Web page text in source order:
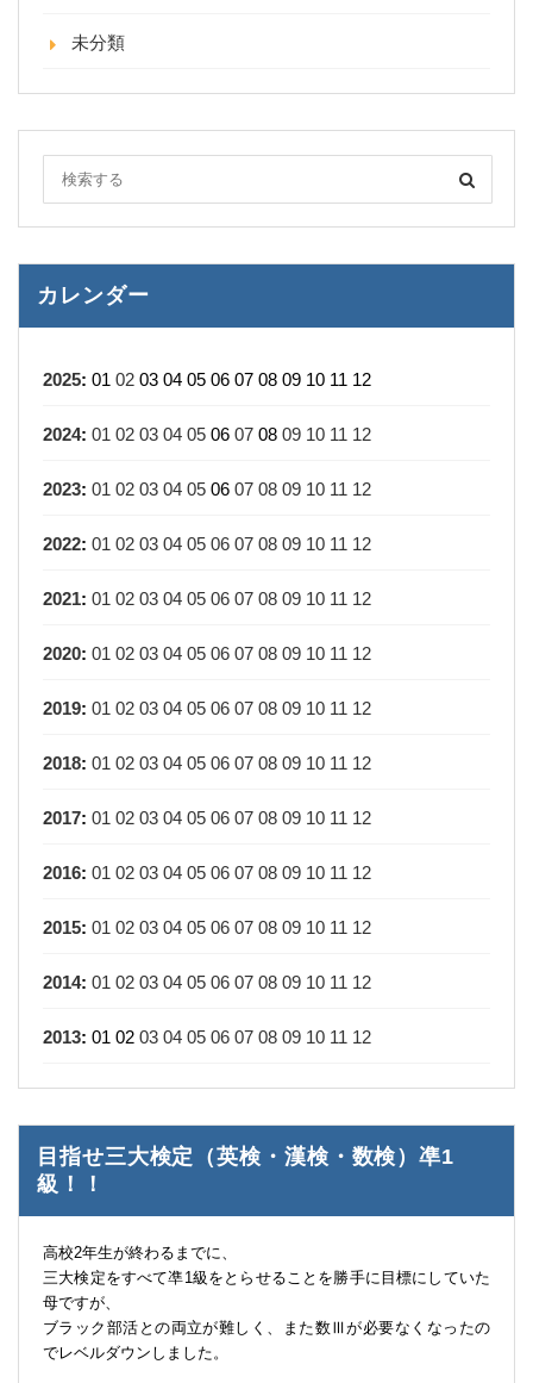
未分類
カレンダー
2025: 01 02 03 04 05 06 07 08 09 10 11 12
2024: 01 02 03 04 05 06 07 08 09 10 11 12
2023: 01 02 03 04 05 06 07 08 09 10 11 12
2022: 01 02 03 04 05 06 07 08 09 10 11 12
2021: 01 02 03 04 05 06 07 08 09 10 11 12
2020: 01 02 03 04 05 06 07 08 09 10 11 12
2019: 01 02 03 04 05 06 07 08 09 10 11 12
2018: 01 02 03 04 05 06 07 08 09 10 11 12
2017: 01 02 03 04 05 06 07 08 09 10 11 12
2016: 01 02 03 04 05 06 07 08 09 10 11 12
2015: 01 02 03 04 05 06 07 08 09 10 11 12
2014: 01 02 03 04 05 06 07 08 09 10 11 12
2013: 01 02 03 04 05 06 07 08 09 10 11 12
目指せ三大検定（英検・漢検・数検）凖1
級！！
高校2年生が終わるまでに、
三大検定をすべて凖1級をとらせることを勝手に目標にしていた
母ですが、
ブラック部活との両立が難しく、また数Ⅲが必要なくなったの
でレベルダウンしました。